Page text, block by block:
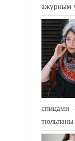
ажурным
спицами
тюльпаны